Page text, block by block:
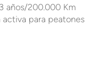
años/200.000 Km
para peatones